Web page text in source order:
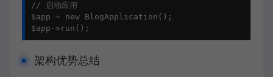
// 启动应用
$app = new BlogApplication();
$app->run();
架构优势总结